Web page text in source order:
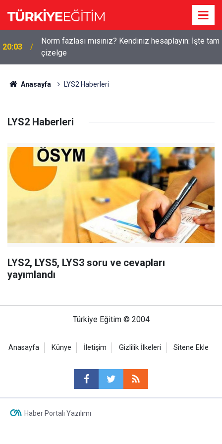
20:03
Norm fazlası mısınız? Kendiniz hesaplayın: İşte tam
çizelge
Anasayfa LYS2 Haberleri
LYS2 Haberleri
LYS2, LYS5, LYS3 soru ve cevapları
yayımlandı
Türkiye Eğitim © 2004
Anasayfa Künye İletişim Gizlilik İlkeleri Sitene Ekle
Haber Portalı Yazılımı